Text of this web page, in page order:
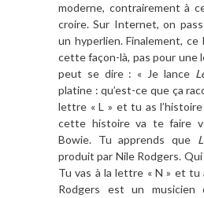
moderne, contrairement à
croire. Sur Internet, on
un hyperlien. Finalement,
cette façon-là, pas pour une
peut se dire : « Je lance
platine : qu’est-ce que ça
lettre « L » et tu as
cette histoire va te faire
Bowie. Tu apprends que
produit par Nile Rodgers.
Tu vas à la lettre « N » et tu
Rodgers est un